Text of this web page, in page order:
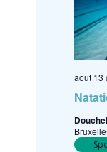
août 13